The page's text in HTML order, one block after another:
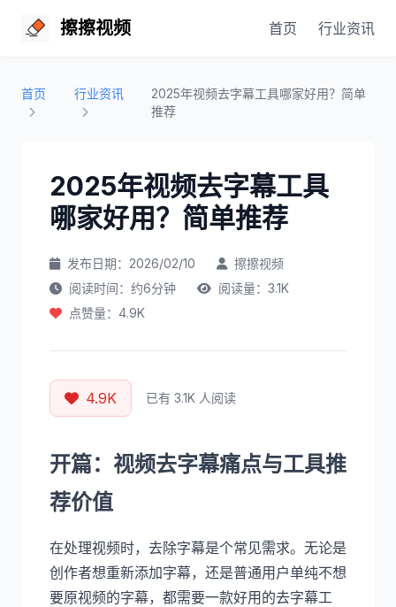
擦擦视频 首页 行业资讯
首页 行业资讯
2025年视频去字幕工具哪家好用？简单
推荐
2025年视频去字幕工具
哪家好用？简单推荐
发布日期：2026/02/10
擦擦视频
阅读时间：约6分钟
阅读量：3.1K
点赞量：4.9K
4.9K 已有 3.1K 人阅读
开篇：视频去字幕痛点与工具推
荐价值
在处理视频时，去除字幕是个常见需求。无论是
创作者想重新添加字幕，还是普通用户单纯不想
要原视频的字幕，都需要一款好用的去字幕工